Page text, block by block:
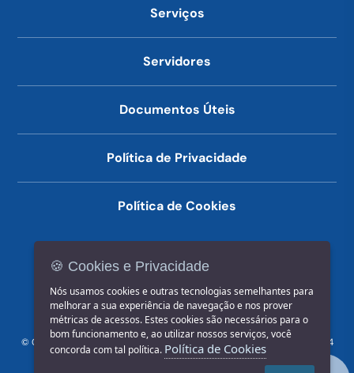
Serviços
Servidores
Documentos Úteis
Política de Privacidade
Política de Cookies
© COPYRIGHT 2026, Prefeitura Municipal de Jahu | Rua Paissandu, 444
- Centro CEP: 17201-900
🍪 Cookies e Privacidade
Nós usamos cookies e outras tecnologias semelhantes para
melhorar a sua experiência de navegação e nos prover
métricas de acessos. Estes cookies são necessários para o
bom funcionamento e, ao utilizar nossos serviços, você
concorda com tal política. Política de Cookies